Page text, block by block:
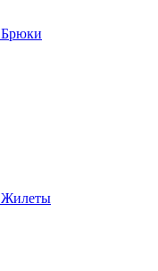
Брюки
Жилеты